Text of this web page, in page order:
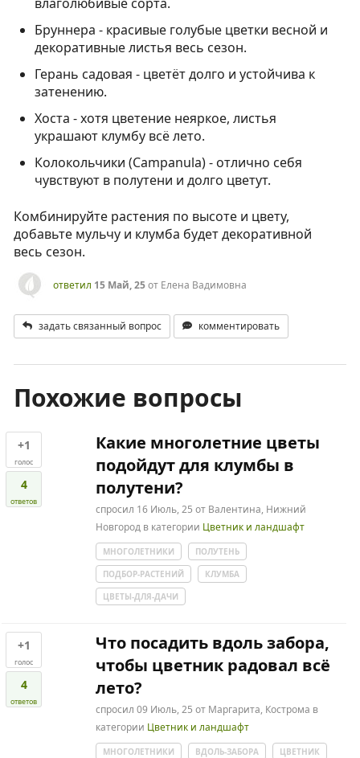
влаголюбивые сорта.
Бруннера - красивые голубые цветки весной и
декоративные листья весь сезон.
Герань садовая - цветёт долго и устойчива к
затенению.
Хоста - хотя цветение неяркое, листья
украшают клумбу всё лето.
Колокольчики (Campanula) - отлично себя
чувствуют в полутени и долго цветут.
Комбинируйте растения по высоте и цвету,
добавьте мульчу и клумба будет декоративной
весь сезон.
ответил 15 Май, 25от Елена Вадимовна
задать связанный вопрос комментировать
Похожие вопросы
+1
голос
4
ответов
Какие многолетние цветы
подойдут для клумбы в
полутени?
спросил 16 Июль, 25 от Валентина, Нижний
Новгород в категории Цветник и ландшафт
МНОГОЛЕТНИКИ
ПОЛУТЕНЬ
ПОДБОР-РАСТЕНИЙ
КЛУМБА
ЦВЕТЫ-ДЛЯ-ДАЧИ
+1
голос
4
ответов
Что посадить вдоль забора,
чтобы цветник радовал всё
лето?
спросил 09 Июль, 25 от Маргарита, Кострома в
категории Цветник и ландшафт
МНОГОЛЕТНИКИ ВДОЛЬ-ЗАБОРА
ЦВЕТНИК